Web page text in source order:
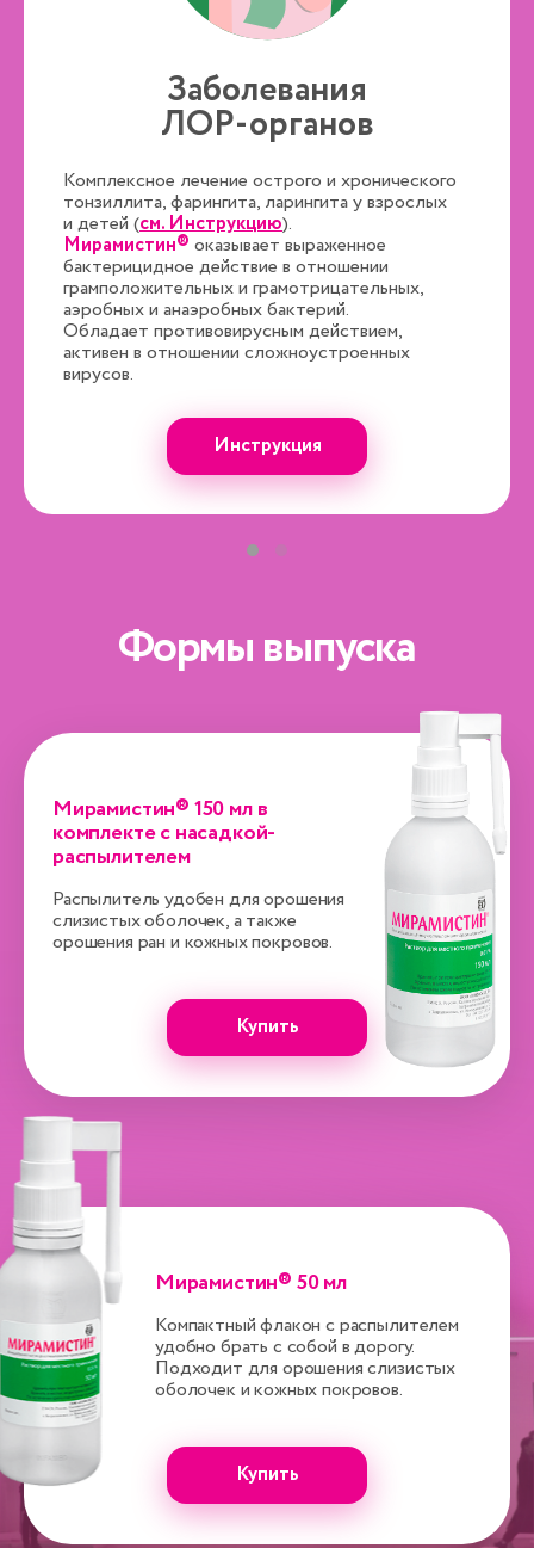
Заболевания
ЛОР-органов
Комплексное лечение острого и хронического
тонзиллита, фарингита, ларингита у взрослых
и детей (см. Инструкцию).
Мирамистин® оказывает выраженное
бактерицидное действие в отношении
грамположительных и грамотрицательных,
аэробных и анаэробных бактерий.
Обладает противовирусным действием,
активен в отношении сложноустроенных
вирусов.
Инструкция
Формы выпуска
Мирамистин® 150 мл в
комплекте с насадкой-
распылителем
Распылитель удобен для орошения
слизистых оболочек, а также
орошения ран и кожных покровов.
Купить
Мирамистин® 50 мл
Компактный флакон с распылителем
удобно брать с собой в дорогу.
Подходит для орошения слизистых
оболочек и кожных покровов.
Купить